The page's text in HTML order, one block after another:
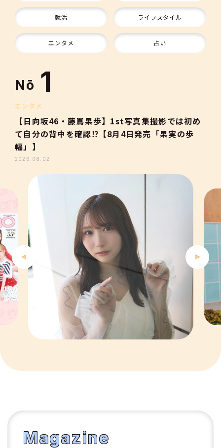
就活 ライフスタイル
エンタメ 占い
Nō
9
10
1
2
3
4
5
7
9
10
2
エンタメ
【日向坂46・藤嶌果歩】1st写真集撮影では初め
て自分の背中を確認⁉【8月4日発売「果実の歩
幅」】
2026.08.02
Magazine